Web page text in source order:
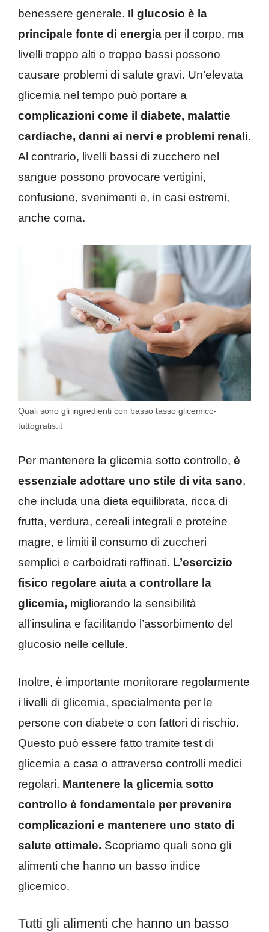
benessere generale. Il glucosio è la
principale fonte di energia per il corpo, ma
livelli troppo alti o troppo bassi possono
causare problemi di salute gravi. Un’elevata
glicemia nel tempo può portare a
complicazioni come il diabete, malattie
cardiache, danni ai nervi e problemi renali.
Al contrario, livelli bassi di zucchero nel
sangue possono provocare vertigini,
confusione, svenimenti e, in casi estremi,
anche coma.
Quali sono gli ingredienti con basso tasso glicemico-
tuttogratis.it
Per mantenere la glicemia sotto controllo, è
essenziale adottare uno stile di vita sano,
che includa una dieta equilibrata, ricca di
frutta, verdura, cereali integrali e proteine
magre, e limiti il consumo di zuccheri
semplici e carboidrati raffinati. L’esercizio
fisico regolare aiuta a controllare la
glicemia, migliorando la sensibilità
all’insulina e facilitando l’assorbimento del
glucosio nelle cellule.
Inoltre, è importante monitorare regolarmente
i livelli di glicemia, specialmente per le
persone con diabete o con fattori di rischio.
Questo può essere fatto tramite test di
glicemia a casa o attraverso controlli medici
regolari. Mantenere la glicemia sotto
controllo è fondamentale per prevenire
complicazioni e mantenere uno stato di
salute ottimale. Scopriamo quali sono gli
alimenti che hanno un basso indice
glicemico.
Tutti gli alimenti che hanno un basso